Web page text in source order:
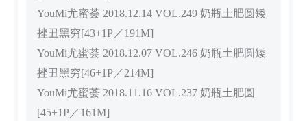
YouMi尤蜜荟 2018.12.14 VOL.249 奶瓶土肥圆矮
挫丑黑穷[43+1P／191M]
YouMi尤蜜荟 2018.12.07 VOL.246 奶瓶土肥圆矮
挫丑黑穷[46+1P／214M]
YouMi尤蜜荟 2018.11.16 VOL.237 奶瓶土肥圆
[45+1P／161M]